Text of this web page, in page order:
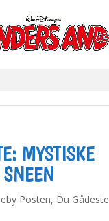
MYSTISKE
Posten, Du Gådeste